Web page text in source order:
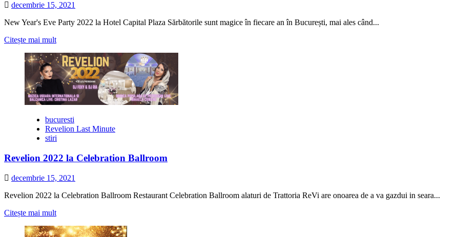
decembrie 15, 2021
New Year's Eve Party 2022 la Hotel Capital Plaza Sărbătorile sunt magice în fiecare an în București, mai ales când...
Citește mai multCitește
multe
despre
New
Year’s
Eve
Party
la
Hotel
Capital
bucuresti
Revelion Last Minute
stiri
Revelion 2022 la Celebration Ballroom
decembrie 15, 2021
Revelion 2022 la Celebration Ballroom Restaurant Celebration Ballroom alaturi de Trattoria ReVi are onoarea de a va gazdui in seara...
Citește mai multCitește
multe